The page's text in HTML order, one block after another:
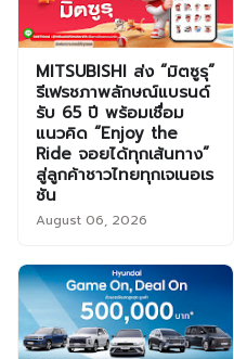
MITSUBISHI ส่ง “มิตซูรุ”
รีเฟรชภาพลักษณ์แบรนด์
รับ 65 ปี พร้อมเชื่อม
แนวคิด “Enjoy the
Ride จอยได้ทุกเส้นทาง”
สู่ลูกค้าชาวไทยทุกเจเนอเร
ชัน
August 06, 2026